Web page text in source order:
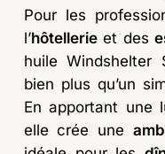
Pour les
l’hôtellerieet des
huile Windshelter
bien plus qu’un
En apportant une
elle crée une